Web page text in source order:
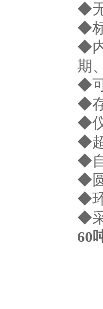
◆
◆
◆
期
◆
◆
◆
◆
◆
◆
◆
◆
60